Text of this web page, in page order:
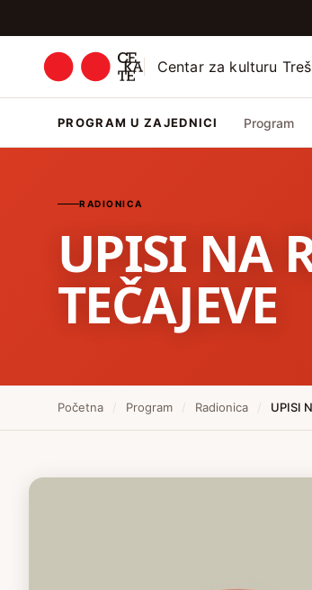
Centar za kulturu
PROGRAM U ZAJEDNICI Program
RADIONICA
UPISI NA
TEČAJEVE
Početna / Program / Radionica / UPISI